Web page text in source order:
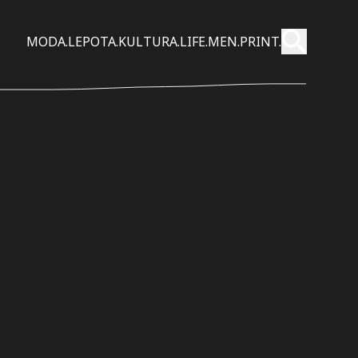
MODA.LEPOTA.KULTURA.LIFE.MEN.PRINT. Pretraži